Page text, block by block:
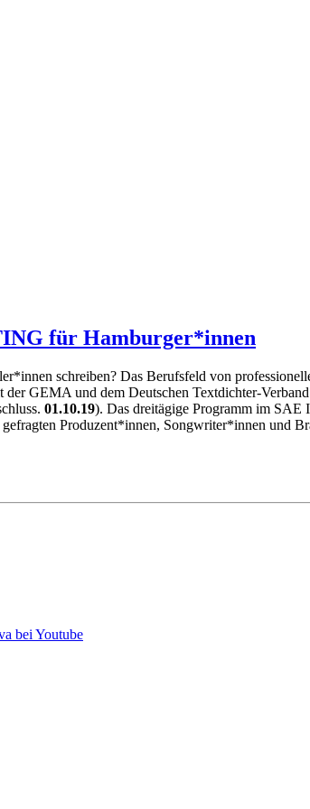
für Hamburger*innen
schreiben? Das Berufsfeld von
GEMA und dem Deutschen Textdichter-
01.10.19). Das dreitägige Programm im
Produzent*innen, Songwriter*innen und